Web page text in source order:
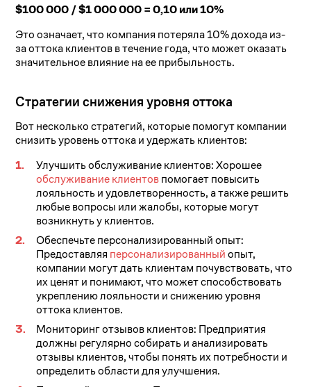
$100 000 / $1 000 000 = 0,10 или 10%
Это означает, что компания потеряла 10% дохода из-
за оттока клиентов в течение года, что может оказать
значительное влияние на ее прибыльность.
Стратегии снижения уровня оттока
Вот несколько стратегий, которые помогут компании
снизить уровень оттока и удержать клиентов:
Улучшить обслуживание клиентов: Хорошее
обслуживание клиентовпомогает повысить
лояльность и удовлетворенность, а также решить
любые вопросы или жалобы, которые могут
возникнуть у клиентов.
Обеспечьте персонализированный опыт:
Предоставляя персонализированныйопыт,
компании могут дать клиентам почувствовать, что
их ценят и понимают, что может способствовать
укреплению лояльности и снижению уровня
оттока клиентов.
Мониторинг отзывов клиентов: Предприятия
должны регулярно собирать и анализировать
отзывы клиентов, чтобы понять их потребности и
определить области для улучшения.